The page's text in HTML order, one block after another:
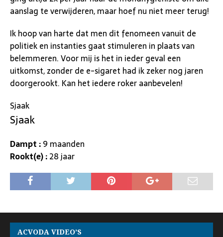
aanslag te verwijderen, maar hoef nu niet meer terug!
Ik hoop van harte dat men dit fenomeen vanuit de
politiek en instanties gaat stimuleren in plaats van
belemmeren. Voor mij is het in ieder geval een
uitkomst, zonder de e-sigaret had ik zeker nog jaren
doorgerookt. Kan het iedere roker aanbevelen!
Sjaak
Sjaak
Dampt :9 maanden
Rookt(e) :28 jaar
ACVODA VIDEO’S